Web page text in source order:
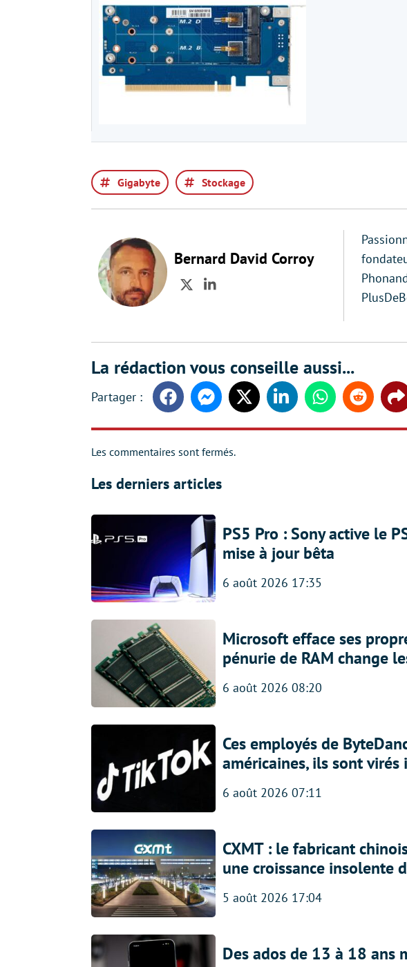
Gigabyte Stockage
Bernard David Corroy
TwitterLinkedIn
La rédaction vous conseille aussi...
FacebookMessengerTwitter LinkedinWhatsappReddit
Les commentaires sont fermés.
Les derniers articles
PS5 Pro : Sony active le
mise à jour bêta
6 août 2026 17:35
Microsoft efface ses
pénurie de RAM change
6 août 2026 08:20
Ces employés de
américaines, ils sont virés
6 août 2026 07:11
CXMT : le fabricant
une croissance insolente
5 août 2026 17:04
Des ados de 13 à 18 ans